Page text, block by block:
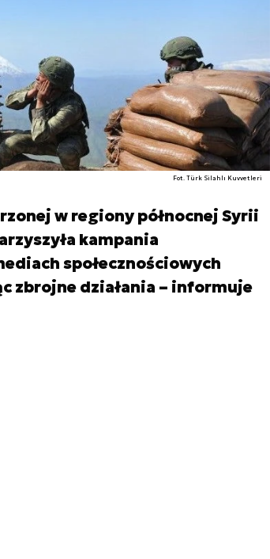
Fot. Türk Silahlı Kuvvetleri
w regiony północnej Syrii
kampania
społecznościowych
zbrojne działania – informuje